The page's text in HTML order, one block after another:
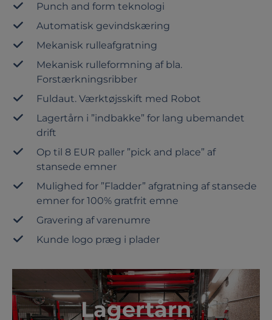
Punch and form teknologi
Automatisk gevindskæring
Mekanisk rulleafgratning
Mekanisk rulleformning af bla.
Forstærkningsribber
Fuldaut. Værktøjsskift med Robot
Lagertårn i ”indbakke” for lang ubemandet
drift
Op til 8 EUR paller ”pick and place” af
stansede emner
Mulighed for ”Fladder” afgratning af stansede
emner for 100% gratfrit emne
Gravering af varenumre
Kunde logo præg i plader
Spring over galleriFuldautomatisk
værktøjsskift